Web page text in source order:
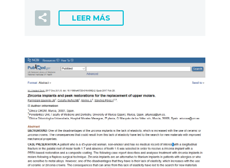
LEER MÁS